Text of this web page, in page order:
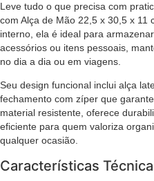
Leve tudo o que precisa com
com Alça de Mão 22,5 x 30,5 x 11
interno, ela é ideal para
acessórios ou itens pessoais,
no dia a dia ou em viagens.
Seu design funcional inclui alça
fechamento com zíper que
material resistente, oferece
eficiente para quem valoriza
qualquer ocasião.
Características